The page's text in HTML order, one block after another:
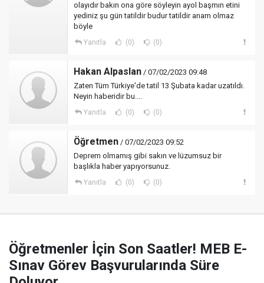
olayıdır bakın ona göre söyleyin ayol başmın etini
yediniz şu gün tatildir budur tatildir anam olmaz
böyle
Yanıtla (0) (0)
Hakan Alpaslan / 07/02/2023 09:48
Zaten Tüm Türkiye'de tatil 13 Şubata kadar uzatıldı.
Neyin haberidir bu....
Yanıtla (0) (0)
Öğretmen / 07/02/2023 09:52
Deprem olmamış gibi sakın ve lüzumsuz bir
başlıkla haber yapıyorsunuz.
Yanıtla (0) (0)
Öğretmenler İçin Son Saatler! MEB E-
Sınav Görev Başvurularında Süre